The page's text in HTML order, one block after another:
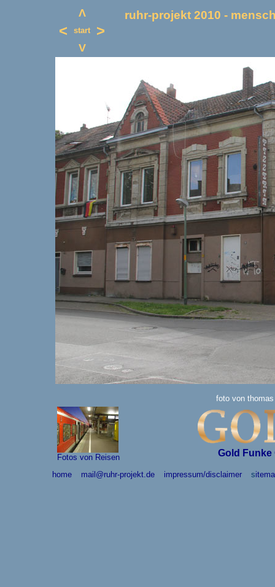
Λ ruhr-projekt 2010 -
< start >
V
foto von
Fotos von Reisen Gold Funke
home mail@ruhr-projekt.de impressum/disclaimer s